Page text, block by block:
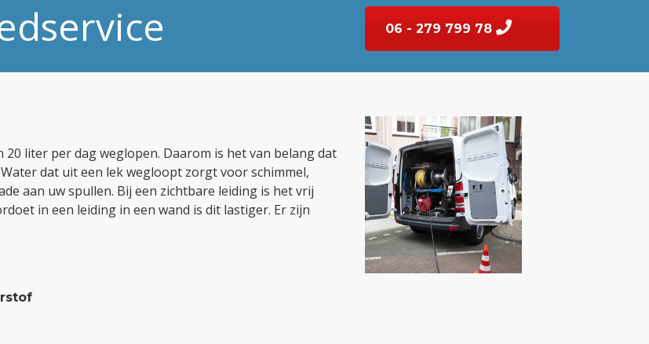
06 - 279 799 78
liter per dag weglopen. Daarom is het van belang dat
dat uit een lek wegloopt zorgt voor schimmel,
aan uw spullen. Bij een zichtbare leiding is het vrij
in een leiding in een wand is dit lastiger. Er zijn